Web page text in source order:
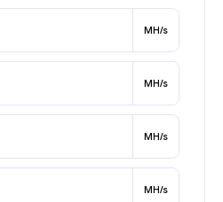
MH/s
MH/s
MH/s
MH/s